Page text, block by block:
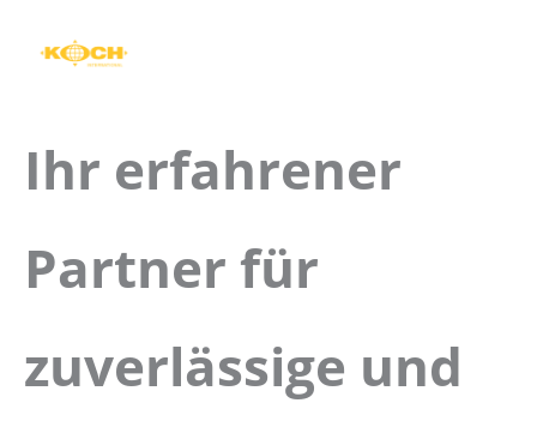
Inhalt
Ihr erfahrener
Partner für
zuverlässige und